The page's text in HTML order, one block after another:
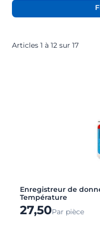
Articles 1 à 12 sur 17
Enregistreur de
Température
27,50Par pièce